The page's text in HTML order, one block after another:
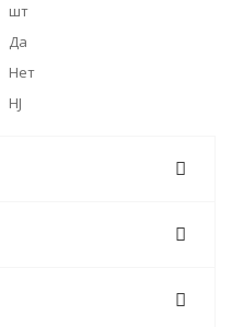
шт
Да
Нет
HJ